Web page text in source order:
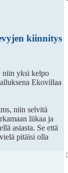
kiinnitys
niin yksi kelpo
Ekovillaa
niin selvitä
liikaa ja
asiasta. Se että
pitäisi olla